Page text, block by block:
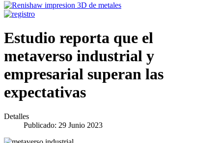
Estudio reporta que el
metaverso industrial y
empresarial superan las
expectativas
Detalles
Publicado: 29 Junio 2023